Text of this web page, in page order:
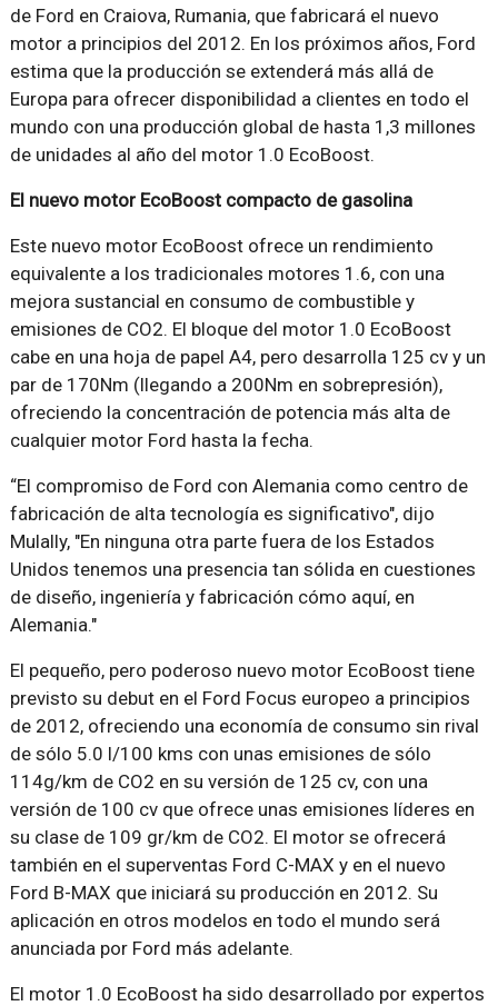
de Ford en Craiova, Rumania, que fabricará el nuevo
motor a principios del 2012. En los próximos años, Ford
estima que la producción se extenderá más allá de
Europa para ofrecer disponibilidad a clientes en todo el
mundo con una producción global de hasta 1,3 millones
de unidades al año del motor 1.0 EcoBoost.
El nuevo motor EcoBoost compacto de gasolina
Este nuevo motor EcoBoost ofrece un rendimiento
equivalente a los tradicionales motores 1.6, con una
mejora sustancial en consumo de combustible y
emisiones de CO2. El bloque del motor 1.0 EcoBoost
cabe en una hoja de papel A4, pero desarrolla 125 cv y un
par de 170Nm (llegando a 200Nm en sobrepresión),
ofreciendo la concentración de potencia más alta de
cualquier motor Ford hasta la fecha.
“El compromiso de Ford con Alemania como centro de
fabricación de alta tecnología es significativo", dijo
Mulally, "En ninguna otra parte fuera de los Estados
Unidos tenemos una presencia tan sólida en cuestiones
de diseño, ingeniería y fabricación cómo aquí, en
Alemania."
El pequeño, pero poderoso nuevo motor EcoBoost tiene
previsto su debut en el Ford Focus europeo a principios
de 2012, ofreciendo una economía de consumo sin rival
de sólo 5.0 l/100 kms con unas emisiones de sólo
114g/km de CO2 en su versión de 125 cv, con una
versión de 100 cv que ofrece unas emisiones líderes en
su clase de 109 gr/km de CO2. El motor se ofrecerá
también en el superventas Ford C-MAX y en el nuevo
Ford B-MAX que iniciará su producción en 2012. Su
aplicación en otros modelos en todo el mundo será
anunciada por Ford más adelante.
El motor 1.0 EcoBoost ha sido desarrollado por expertos